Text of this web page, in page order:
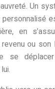
Un
en
ou son
se